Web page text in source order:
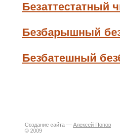
Безаттестатный
Безбарышный
Безбатешный
Создание сайта — Алексей Попов
© 2009